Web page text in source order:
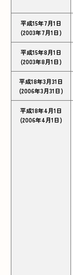
平成15年7月1日
(2003年7月1日)
平成15年8月1日
(2003年8月1日)
平成18年3月31日
(2006年3月31日)
平成18年4月1日
(2006年4月1日)